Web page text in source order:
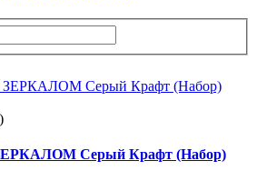
Серый Крафт (Набор)